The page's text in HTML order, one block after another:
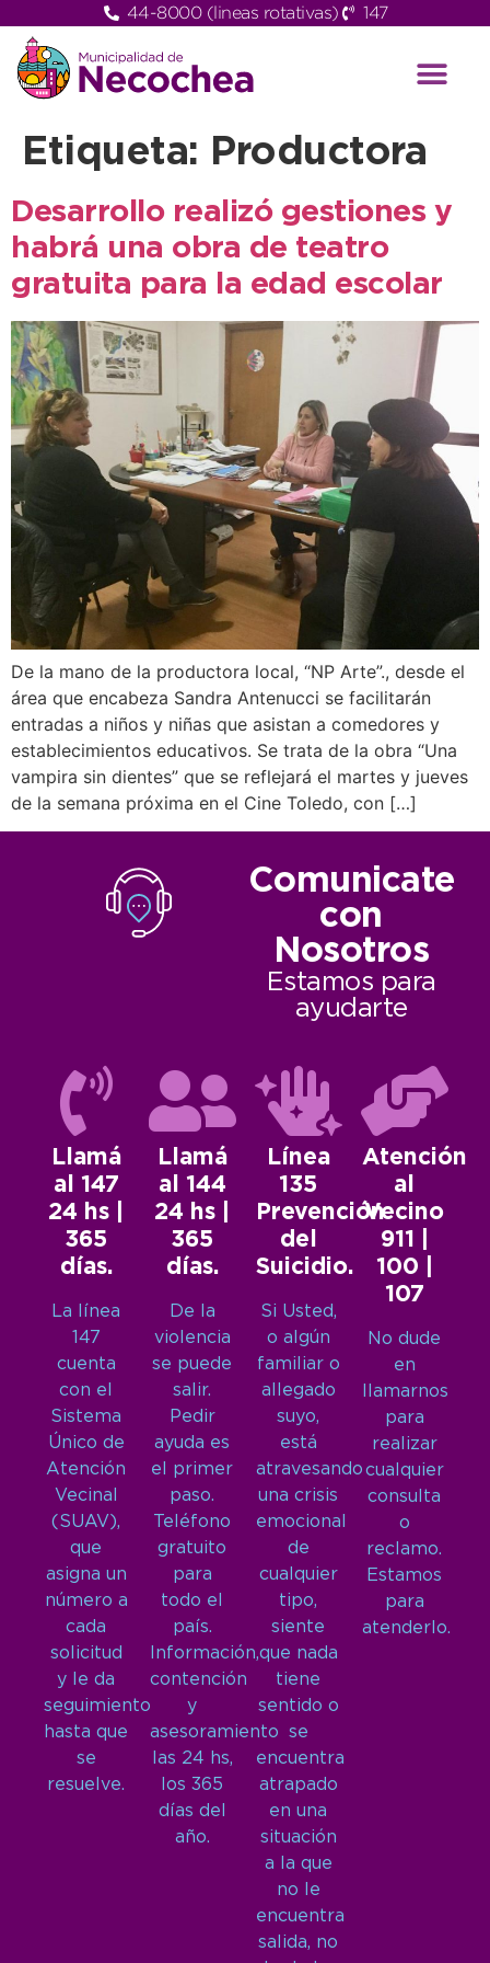
44-8000 (lineas rotativas) 147
Etiqueta: Productora
Desarrollo realizó gestiones y
habrá una obra de teatro
gratuita para la edad escolar
De la mano de la productora local, “NP Arte”., desde el
área que encabeza Sandra Antenucci se facilitarán
entradas a niños y niñas que asistan a comedores y
establecimientos educativos. Se trata de la obra “Una
vampira sin dientes” que se reflejará el martes y jueves
de la semana próxima en el Cine Toledo, con […]
Comunicate
con
Nosotros
Estamos para
ayudarte
Llamá
al 147
24 hs |
365
días.
La línea
147
cuenta
con el
Sistema
Único de
Atención
Vecinal
(SUAV),
que
asigna un
número a
cada
solicitud
y le da
seguimiento
hasta que
se
resuelve.
Llamá
al 144
24 hs |
365
días.
De la
violencia
se puede
salir.
Pedir
ayuda es
el primer
paso.
Teléfono
gratuito
para
todo el
país.
Información,
contención
y
asesoramiento
las 24 hs,
los 365
días del
año.
Línea
135
Prevención
del
Suicidio.
Si Usted,
o algún
familiar o
allegado
suyo,
está
atravesando
una crisis
emocional
de
cualquier
tipo,
siente
que nada
tiene
sentido o
se
encuentra
atrapado
en una
situación
a la que
no le
encuentra
salida, no
Atención
al
Vecino
911 |
100 |
107
No dude
en
llamarnos
para
realizar
cualquier
consulta
o
reclamo.
Estamos
para
atenderlo.